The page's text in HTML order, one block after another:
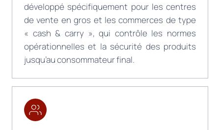
développé spécifiquement pour les centres
de vente en gros et les commerces de type
« cash & carry », qui contrôle les normes
opérationnelles et la sécurité des produits
jusqu’au consommateur final.